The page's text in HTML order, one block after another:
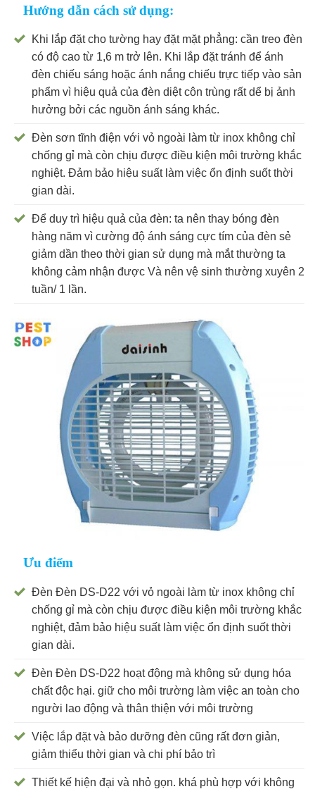
Hướng dẫn cách sử dụng:
Khi lắp đặt cho tường hay đặt mặt phẳng: cần treo đèn
có độ cao từ 1,6 m trở lên. Khi lắp đặt tránh để ánh
đèn chiếu sáng hoặc ánh nắng chiếu trực tiếp vào sản
phẩm vì hiệu quả của đèn diệt côn trùng rất dể bị ảnh
hưởng bởi các nguồn ánh sáng khác.
Đèn sơn tĩnh điện với vỏ ngoài làm từ inox không chỉ
chống gỉ mà còn chịu được điều kiện môi trường khắc
nghiệt. Đảm bảo hiệu suất làm việc ổn định suốt thời
gian dài.
Để duy trì hiệu quả của đèn: ta nên thay bóng đèn
hàng năm vì cường độ ánh sáng cực tím của đèn sẻ
giảm dần theo thời gian sử dụng mà mắt thường ta
không cảm nhận được Và nên vệ sinh thường xuyên 2
tuần/ 1 lần.
Ưu điểm
Đèn Đèn DS-D22 với vỏ ngoài làm từ inox không chỉ
chống gỉ mà còn chịu được điều kiện môi trường khắc
nghiệt, đảm bảo hiệu suất làm việc ổn định suốt thời
gian dài.
Đèn Đèn DS-D22 hoạt động mà không sử dụng hóa
chất độc hại. giữ cho môi trường làm việc an toàn cho
người lao động và thân thiện với môi trường
Việc lắp đặt và bảo dưỡng đèn cũng rất đơn giản,
giảm thiểu thời gian và chi phí bảo trì
Thiết kế hiện đại và nhỏ gọn. khá phù hợp với không